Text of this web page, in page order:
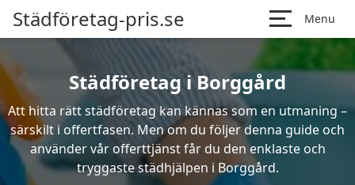
Städföretag-pris.se Menu
Städföretag i Borggård
Att hitta rätt städföretag kan kännas som en utmaning –
särskilt i offertfasen. Men om du följer denna guide och
använder vår offerttjänst får du den enklaste och
tryggaste städhjälpen i Borggård.